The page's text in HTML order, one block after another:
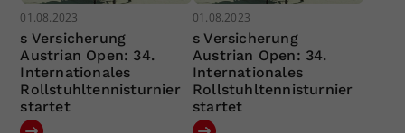
01.08.2023
s Versicherung
Austrian Open: 34.
Internationales
Rollstuhltennisturnier
startet
01.08.2023
s Versicherung
Austrian Open: 34.
Internationales
Rollstuhltennisturnier
startet